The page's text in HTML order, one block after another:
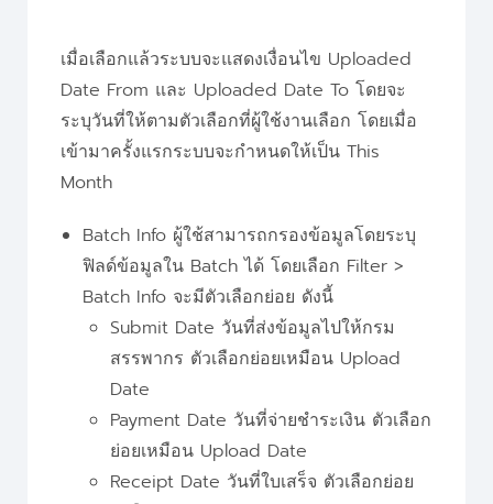
เมื่อเลือกแล้วระบบจะแสดงเงื่อนไข Uploaded
Date From และ Uploaded Date To โดยจะ
ระบุวันที่ให้ตามตัวเลือกที่ผู้ใช้งานเลือก โดยเมื่อ
เข้ามาครั้งแรกระบบจะกำหนดให้เป็น This
Month
Batch Info ผู้ใช้สามารถกรองข้อมูลโดยระบุ
ฟิลด์ข้อมูลใน Batch ได้ โดยเลือก Filter >
Batch Info จะมีตัวเลือกย่อย ดังนี้
Submit Date วันที่ส่งข้อมูลไปให้กรม
สรรพากร ตัวเลือกย่อยเหมือน Upload
Date
Payment Date วันที่จ่ายชำระเงิน ตัวเลือก
ย่อยเหมือน Upload Date
Receipt Date วันที่ใบเสร็จ ตัวเลือกย่อย